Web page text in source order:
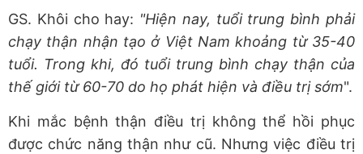
GS. Khôi cho hay: "Hiện nay, tuổi trung bình phải
chạy thận nhận tạo ở Việt Nam khoảng từ 35-40
tuổi. Trong khi, đó tuổi trung bình chạy thận của
thế giới từ 60-70 do họ phát hiện và điều trị sớm".
Khi mắc bệnh thận điều trị không thể hồi phục
được chức năng thận như cũ. Nhưng việc điều trị